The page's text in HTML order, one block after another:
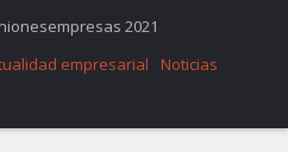
2021
empresarial
Noticias